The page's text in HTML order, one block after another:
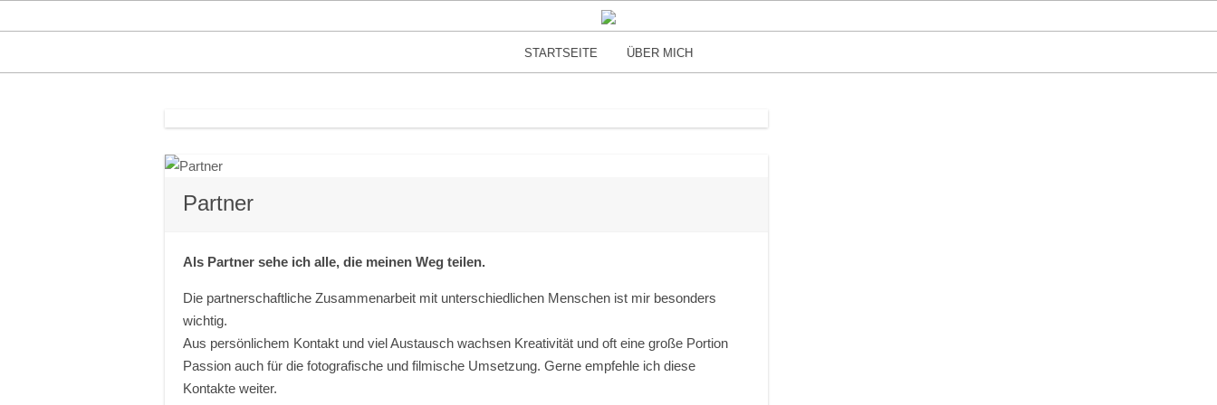
STARTSEITE ÜBER MICH
Partner
Als Partner sehe ich alle, die meinen Weg teilen.
Die partnerschaftliche Zusammenarbeit mit unterschiedlichen Menschen ist mir besonders
wichtig.
Aus persönlichem Kontakt und viel Austausch wachsen Kreativität und oft eine große Portion
Passion auch für die fotografische und filmische Umsetzung. Gerne empfehle ich diese
Kontakte weiter.